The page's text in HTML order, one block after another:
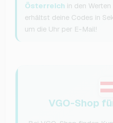
Österreich in den Werten
erhältst deine Codes in
um die Uhr per E-Mail!
VGO-Shop